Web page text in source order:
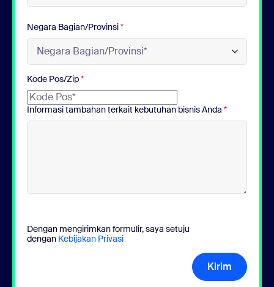
Negara Bagian/Provinsi*
Kode Pos/Zip*
Informasi tambahan terkait kebutuhan bisnis Anda *
Dengan mengirimkan formulir, saya setuju
dengan Kebijakan Privasi
Kirim